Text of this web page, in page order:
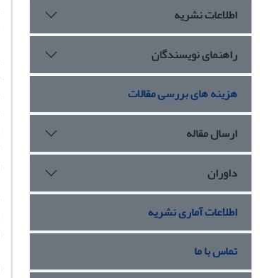
اطلاعات نشریه
راهنمای نویسندگان
هزینه های بررسی مقالات
ارسال مقاله
داوران
اطلاعات آماری نشریه
تماس با ما